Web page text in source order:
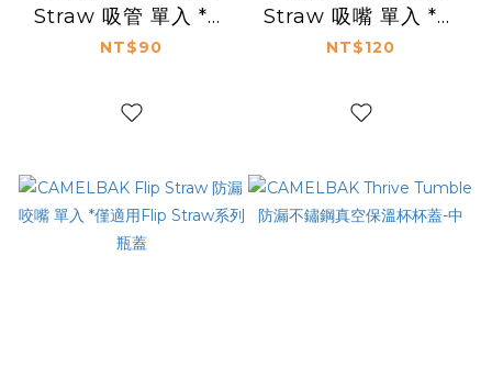
Straw 吸管 單入 *僅
適用Flip Straw兒童
NT$90
Straw 吸嘴 單入 *僅
適用Flip Straw系列
NT$120